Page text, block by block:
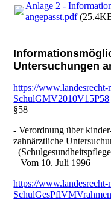
Anlage 2 -
angepasst.pdf
Untersuchungen
https://
SchulGMV2010V15P58
§58
- Verordnung über
zahnärztliche
Vom 10. Juli 1996
https://
SchulGesPflVMVrahmen